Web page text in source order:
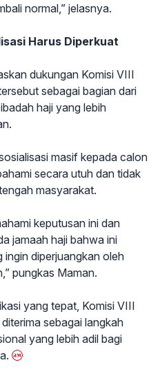
normal,” jelasnya.
Harus Diperkuat
dukungan Komisi VIII
sebagai bagian dari
haji yang lebih
masif kepada calon
secara utuh dan tidak
masyarakat.
keputusan ini dan
jamaah haji bahwa ini
diperjuangkan oleh
pungkas Maman.
yang tepat, Komisi VIII
sebagai langkah
yang lebih adil bagi